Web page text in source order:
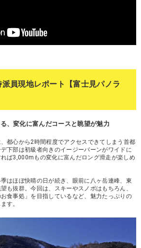
員現地レポート【富士見パノラ
、変化に富んだコースと眺望が魅力
都心から2時間程度でアクセスできてしまう首都
下部は初級者向きのイージーバーンがワイドに
ば3,000mもの変化に富んだロング滑走が楽しめ
はほぼ快晴の日が続き、眼前に八ヶ岳連峰、東
も抜群。今回は、スキーやスノボはもちろん、
食事処」を目指しているなど、魅力たっぷりの
す。